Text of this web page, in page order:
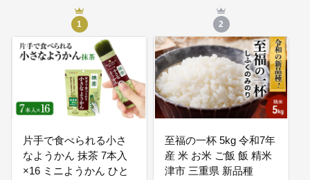
津城跡の整備に向けて基金として
積み立てていきます。
06
多気北畠氏城館跡周辺のまちづく
り
多気北畠氏城館跡周辺のまちづく
りに向けて基金として積み立てて
いきます。
1
片手で食べられる小さ
なようかん 抹茶 7本入
×16 ミニようかん ひと
2
至福の一杯 5kg 令和7年
産 米 お米 ご飯 飯 精米
津市 三重県 新品種